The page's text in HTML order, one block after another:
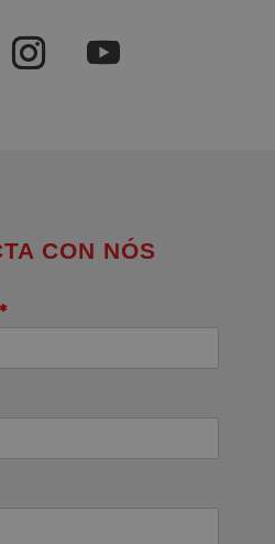
CON NÓS
*